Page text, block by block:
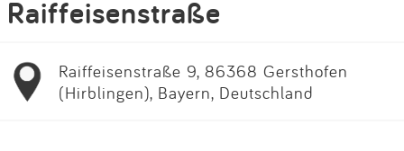
Raiffeisenstraße
Raiffeisenstraße 9, 86368 Gersthofen
(Hirblingen), Bayern, Deutschland